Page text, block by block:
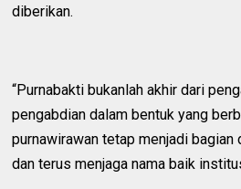
diberikan.
“Purnabakti bukanlah akhir dari
pengabdian dalam bentuk yang
purnawirawan tetap menjadi
dan terus menjaga nama baik